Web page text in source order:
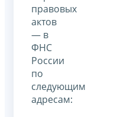
правовых
актов
— в
ФНС
России
по
следующим
адресам: